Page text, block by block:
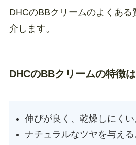
DHCのBBクリームのよくある
介します。
DHCのBBクリームの特徴
伸びが良く、乾燥しにくい
ナチュラルなツヤを与える